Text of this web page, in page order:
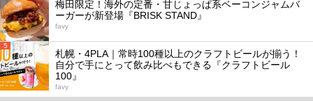
梅田限定！海外の定番・甘じょっぱ系ベーコンジャムバ
ーガーが新登場『BRISK STAND』
favy
5
札幌・4PLA｜常時100種以上のクラフトビールが揃う！
自分で手にとって飲み比べもできる『クラフトビール
100』
favy